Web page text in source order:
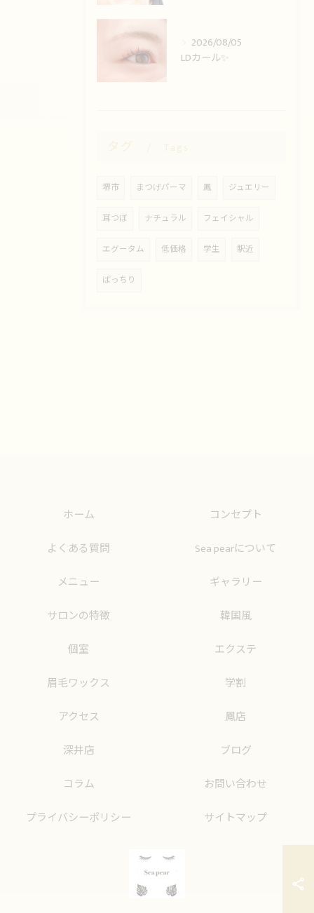
2026/08/05
LDカール✨️
タグ Tags
堺市 まつげパーマ 鳳 ジュエリー
耳つぼ ナチュラル フェイシャル
エグータム 低価格 学生 駅近
ぱっちり
ホーム
コンセプト
よくある質問
Sea pearについて
メニュー
ギャラリー
サロンの特徴
韓国風
個室
エクステ
眉毛ワックス
学割
アクセス
鳳店
深井店
ブログ
コラム
お問い合わせ
プライバシーポリシー
サイトマップ